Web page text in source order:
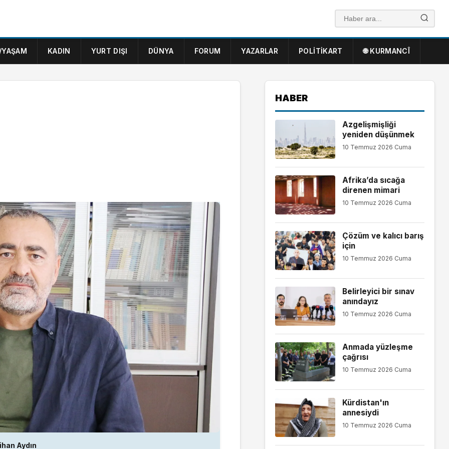
KADIN YURT DIŞI DÜNYA FORUM YAZARLAR POLITIKART 🌐 KURMANCÎ
Aydın
HABER
Azgelişmişliği
yeniden düşünmek
10 Temmuz 2026 Cuma
Afrika’da sıcağa
direnen mimari
10 Temmuz 2026 Cuma
Çözüm ve kalıcı barış
için
10 Temmuz 2026 Cuma
Belirleyici bir sınav
anındayız
10 Temmuz 2026 Cuma
Anmada yüzleşme
çağrısı
10 Temmuz 2026 Cuma
Kürdistan'ın
annesiydi
10 Temmuz 2026 Cuma